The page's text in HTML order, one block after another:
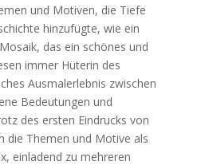
und Motiven, die Tiefe
hinzufügte, wie ein
das ein schönes und
immer Hüterin des
Ausmalerlebnis zwischen
Bedeutungen und
des ersten Eindrucks von
die Themen und Motive als
einladend zu mehreren